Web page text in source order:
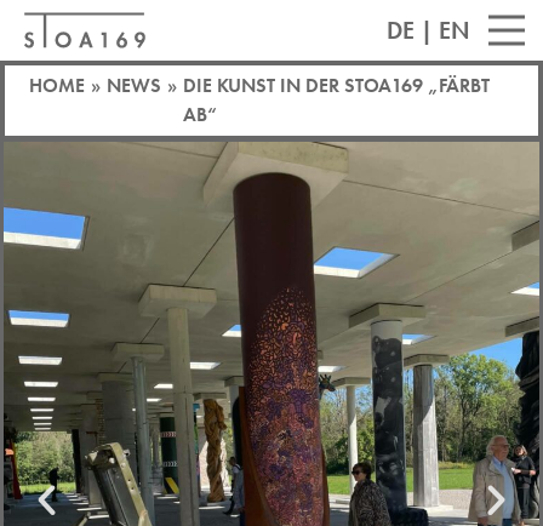
DE | EN
HOME » NEWS » DIE KUNST IN DER STOA169 „FÄRBT
AB“